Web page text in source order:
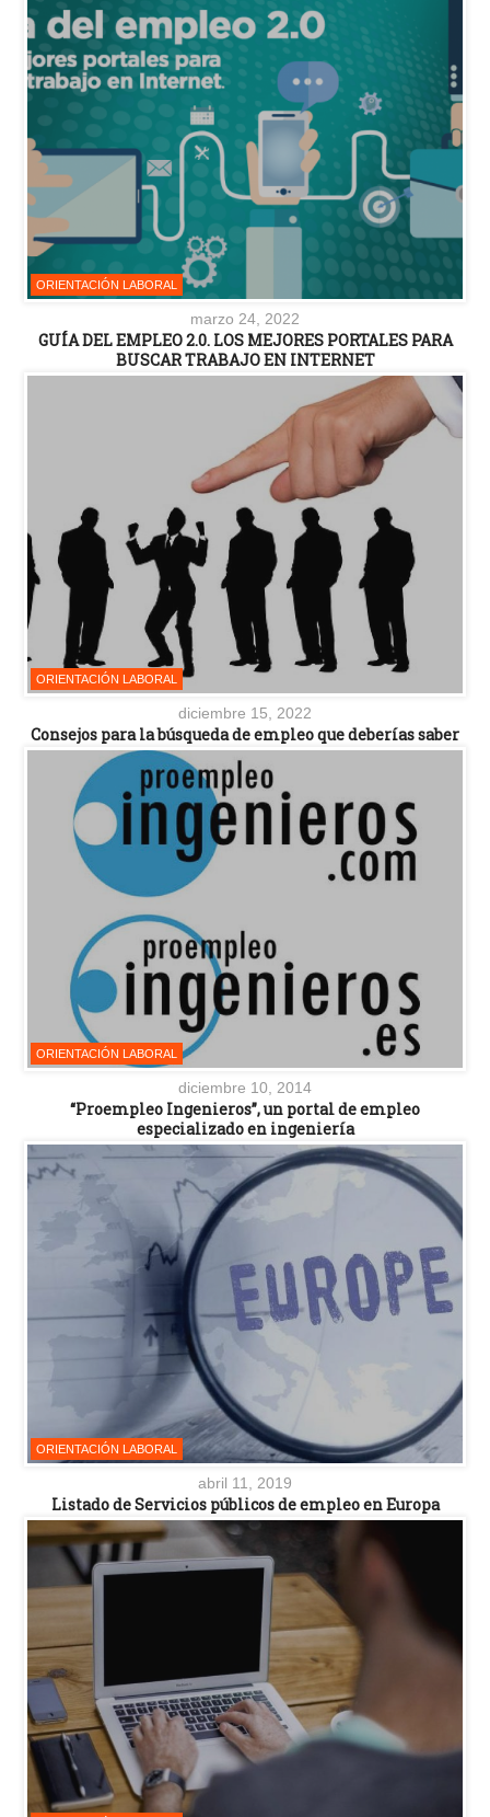
ORIENTACIÓN LABORAL
marzo 24, 2022
GUÍA DEL EMPLEO 2.0. LOS MEJORES PORTALES PARA
BUSCAR TRABAJO EN INTERNET
ORIENTACIÓN LABORAL
diciembre 15, 2022
Consejos para la búsqueda de empleo que deberías saber
ORIENTACIÓN LABORAL
diciembre 10, 2014
“Proempleo Ingenieros”, un portal de empleo
especializado en ingeniería
ORIENTACIÓN LABORAL
abril 11, 2019
Listado de Servicios públicos de empleo en Europa